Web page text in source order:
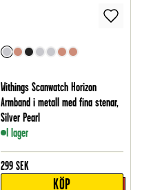
Withings Scanwatch Horizon
Armband i metall med fina stenar,
Silver Pearl
I lager
299 SEK
KÖP